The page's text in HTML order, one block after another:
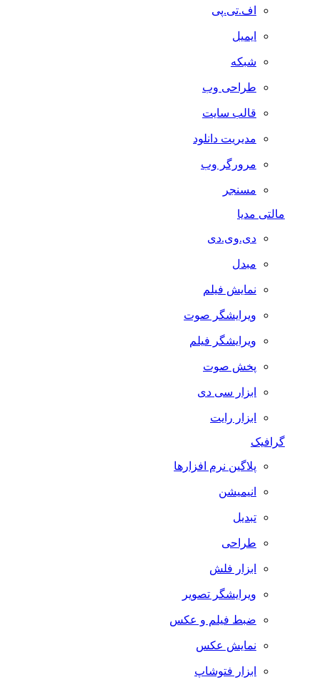
اف.تی.پی
ایمیل
شبکه
طراحی وب
قالب سایت
مدیریت دانلود
مرورگر وب
مسنجر
مالتی مدیا
دی.وی.دی
مبدل
نمایش فیلم
ویرایشگر صوت
ویرایشگر فیلم
پخش صوت
ابزار سی دی
ابزار رایت
گرافیک
پلاگین نرم افزارها
انیمیشن
تبدیل
طراحی
ابزار فلش
ویرایشگر تصویر
ضبط فيلم و عكس
نمایش عکس
ابزار فتوشاپ